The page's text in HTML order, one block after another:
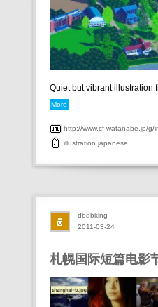
Quiet but vibrant illustration
More
http://www.cf-watanabe.jp/g/
illustration japanese
札幌国际短篇电影
2011-03-24
dbdbking